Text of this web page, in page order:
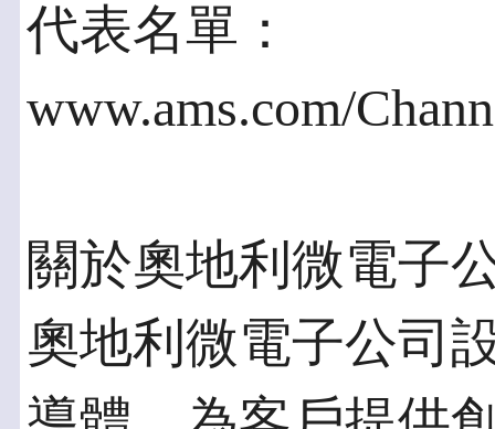
代表名單：
www.ams.com/
關於奧地利微電子
奧地利微電子公司